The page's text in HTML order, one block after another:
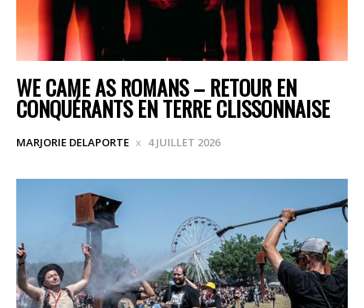
WE CAME AS ROMANS – RETOUR EN
CONQUÉRANTS EN TERRE CLISSONNAISE
MARJORIE DELAPORTE 4 JUILLET 2026